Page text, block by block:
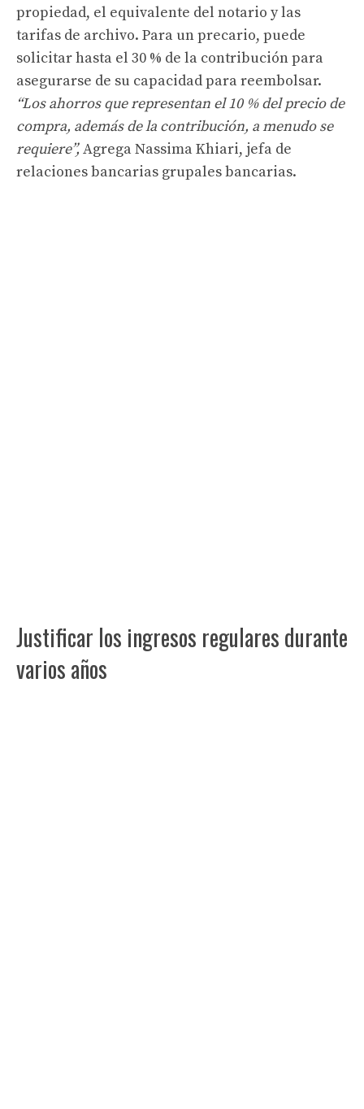
propiedad, el equivalente del notario y las
tarifas de archivo. Para un precario, puede
solicitar hasta el 30 % de la contribución para
asegurarse de su capacidad para reembolsar.
“Los ahorros que representan el 10 % del precio de
compra, además de la contribución, a menudo se
requiere”,Agrega Nassima Khiari, jefa de
relaciones bancarias grupales bancarias.
Justificar los ingresos regulares durante
varios años